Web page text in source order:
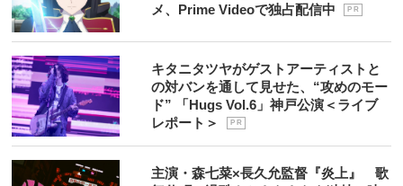
メ、Prime Videoで独占配信中
P R
キタニタツヤがゲストアーティストと
の対バンを通して見せた、“攻めのモー
ド” 「Hugs Vol.6」神戸公演＜ライブ
レポート＞
P R
主演・森七菜×長久允監督『炎上』 歌